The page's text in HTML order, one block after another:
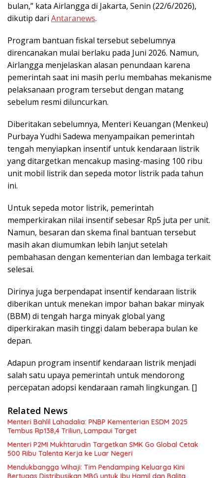
bulan,” kata Airlangga di Jakarta, Senin (22/6/2026),
dikutip dari Antaranews.
Program bantuan fiskal tersebut sebelumnya
direncanakan mulai berlaku pada Juni 2026. Namun,
Airlangga menjelaskan alasan penundaan karena
pemerintah saat ini masih perlu membahas mekanisme
pelaksanaan program tersebut dengan matang
sebelum resmi diluncurkan.
Diberitakan sebelumnya, Menteri Keuangan (Menkeu)
Purbaya Yudhi Sadewa menyampaikan pemerintah
tengah menyiapkan insentif untuk kendaraan listrik
yang ditargetkan mencakup masing-masing 100 ribu
unit mobil listrik dan sepeda motor listrik pada tahun
ini.
Untuk sepeda motor listrik, pemerintah
memperkirakan nilai insentif sebesar Rp5 juta per unit.
Namun, besaran dan skema final bantuan tersebut
masih akan diumumkan lebih lanjut setelah
pembahasan dengan kementerian dan lembaga terkait
selesai.
Dirinya juga berpendapat insentif kendaraan listrik
diberikan untuk menekan impor bahan bakar minyak
(BBM) di tengah harga minyak global yang
diperkirakan masih tinggi dalam beberapa bulan ke
depan.
Adapun program insentif kendaraan listrik menjadi
salah satu upaya pemerintah untuk mendorong
percepatan adopsi kendaraan ramah lingkungan. []
Related News
Menteri Bahlil Lahadalia: PNBP Kementerian ESDM 2025
Tembus Rp138,4 Triliun, Lampaui Target
Menteri P2MI Mukhtarudin Targetkan SMK Go Global Cetak
500 Ribu Talenta Kerja ke Luar Negeri
Mendukbangga Wihaji: Tim Pendamping Keluarga Kini
Bertugas Distribusikan MBG untuk Ibu Hamil dan Balita